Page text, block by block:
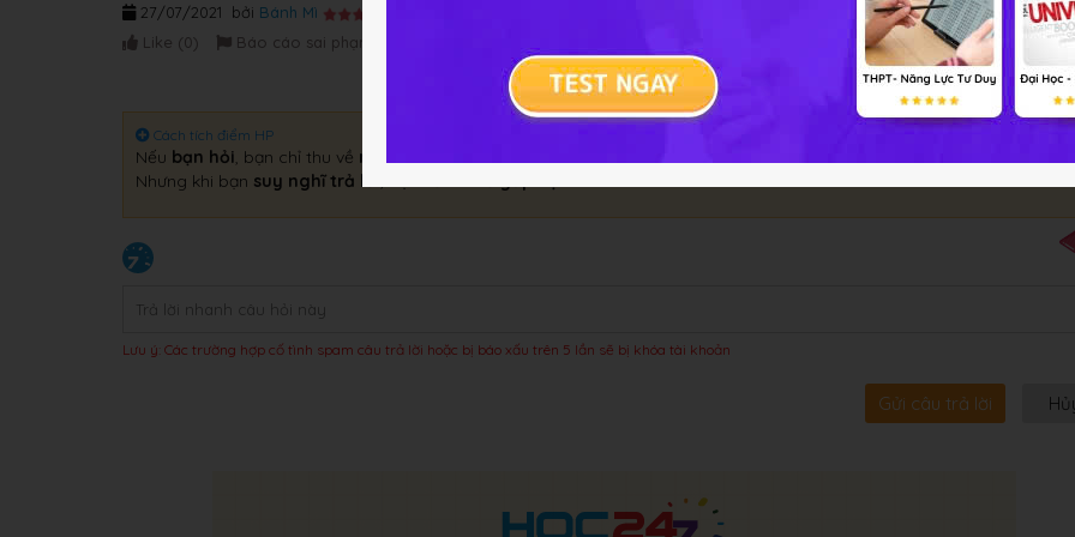
bởi Bánh Mì
27/07/2021
Like (0) Báo cáo sai phạm
Cách tích điểm HP
Nếu bạn hỏi, bạn chỉ thu về một câu trả lời
Nhưng khi bạn suy nghĩ trả lời
Lưu ý: Các trường hợp cố tình spam câu trả lời hoặc bị báo xấu trên 5 lần sẽ bị khóa tài khoản
Gửi câu trả lời